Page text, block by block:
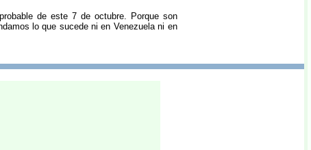
de este 7 de octubre. Porque son
lo que sucede ni en Venezuela ni en